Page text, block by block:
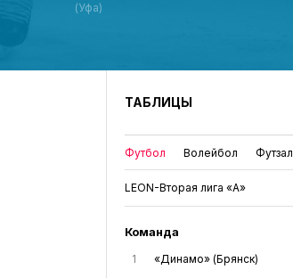
(Уфа)
ТАБЛИЦЫ
Футбол Волейбол Футзал
LEON-Вторая лига «А»
Команда
1 «Динамо» (Брянск)